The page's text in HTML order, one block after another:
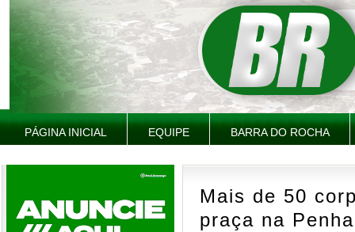
PÁGINA INICIAL EQUIPE BARRA DO ROCHA
Mais de 50
praça na